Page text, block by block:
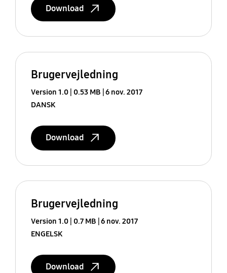
Download
Brugervejledning
Version 1.0 0.53 MB 6 nov. 2017
DANSK
Download
Brugervejledning
Version 1.0 0.7 MB 6 nov. 2017
ENGELSK
Download